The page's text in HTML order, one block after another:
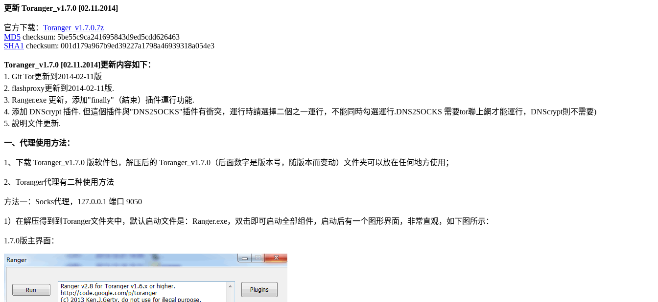
更新 Toranger_v1.7.0 [02.11.2014]
官方下载： Toranger_v1.7.0.7z
MD5 checksum: 5be55c9ca241695843d9ed5cdd626463
SHA1 checksum: 001d179a967b9ed39227a1798a46939318a054e3
Toranger_v1.7.0 [02.11.2014]更新内容如下：
1. Git Tor更新到2014-02-11版
2. flashproxy更新到2014-02-11版.
3. Ranger.exe 更新，添加"finally"（結束）插件運行功能.
4. 添加 DNScrypt 插件. 但這個插件與"DNS2SOCKS"插件有衝突，運行時請選擇二個之一運行，不能同時勾選運行.DNS2SOCKS 需要tor聯上網才能運行，DNScrypt則不需要)
5. 說明文件更新.
一、代理使用方法：
1、下载 Toranger_v1.7.0 版软件包，解压后的 Toranger_v1.7.0（后面数字是版本号，随版本而变动）文件夹可以放在任何地方使用；
2、Toranger代理有二种使用方法
方法一：Socks代理，127.0.0.1 端口 9050
1）在解压得到到Toranger文件夹中，默认启动文件是：Ranger.exe，双击即可启动全部组件，启动后有一个图形界面，非常直观，如下图所示：
1.7.0版主界面：